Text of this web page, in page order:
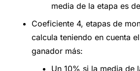
media de la etapa es
Coeficiente 4, etapas de
calcula teniendo en cuenta
ganador más:
Un 10% si la media de